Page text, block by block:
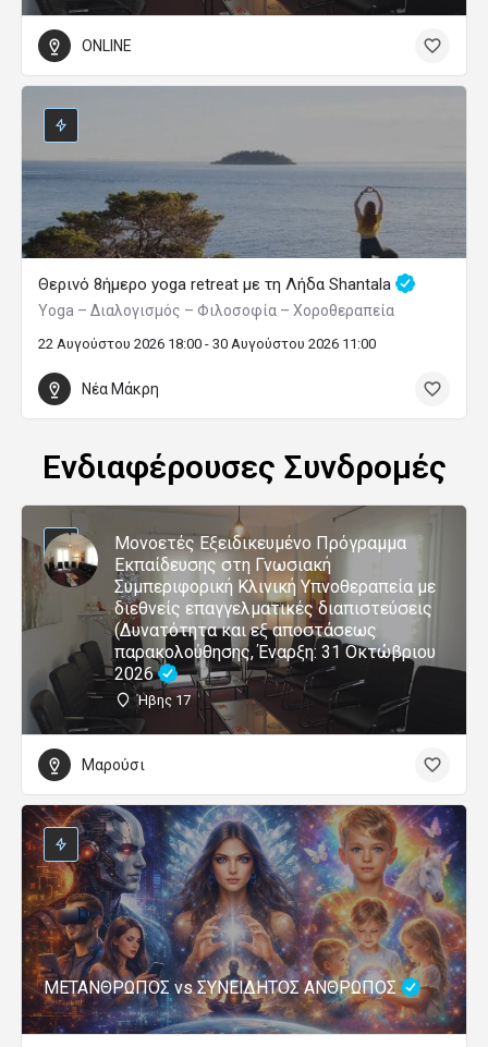
ONLINE
Θερινό 8ήμερο yoga retreat με τη Λήδα Shantala
Yoga – Διαλογισμός – Φιλοσοφία – Χοροθεραπεία
22 Αυγούστου 2026 18:00 - 30 Αυγούστου 2026 11:00
Νέα Μάκρη
Ενδιαφέρουσες Συνδρομές
Μονοετές Εξειδικευμένο Πρόγραμμα
Εκπαίδευσης στη Γνωσιακή
Συμπεριφορική Κλινική Υπνοθεραπεία με
διεθνείς επαγγελματικές διαπιστεύσεις
(Δυνατότητα και εξ αποστάσεως
παρακολούθησης, Έναρξη: 31 Οκτώβριου
2026
Ήβης 17
Μαρούσι
ΜΕΤΑΝΘΡΩΠΟΣ vs ΣΥΝΕΙΔΗΤΟΣ ΑΝΘΡΩΠΟΣ